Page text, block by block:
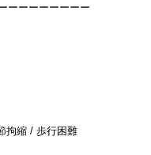
ーーーーーーーー
拘縮 / 歩行困難